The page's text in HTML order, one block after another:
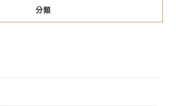
分類